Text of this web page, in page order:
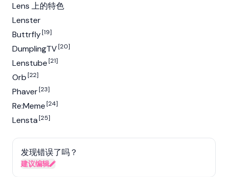
Lens 上的特色
Lenster
Buttrfly[19]
DumplingTV[20]
Lenstube[21]
Orb[22]
Phaver[23]
Re:Meme[24]
Lensta[25]
发现错误了吗？
建议编辑